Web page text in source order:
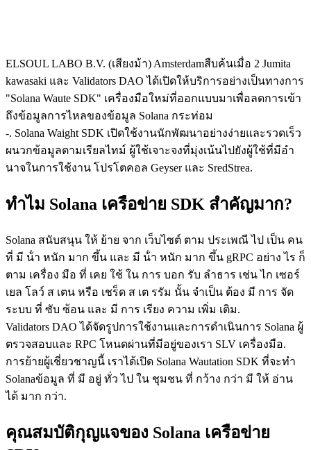
ELSOUL LABO B.V. (เสียงม้า) Amsterdamสืบค้นเมื่อ 2 Jumita
kawasaki และ Validators DAO ได้เปิดให้บริการอย่างเป็นทางการ
"Solana Waute SDK" เครื่องมือใหม่ที่ออกแบบมาเพื่อลดการเข้า
ถึงข้อมูลการไหลของข้อมูล Solana กระท่อม
-. Solana Waight SDK เปิดใช้งานนักพัฒนาอย่างง่ายและรวดเร็ว
ผนวกข้อมูลตามเรียลไทม์ ผู้ใช้เจาะจงที่มุ่งเน้นไปยังผู้ใช้ที่มีอํา
นาจในการใช้งาน โปรโตคอล Geyser และ SredStrea.
ทําไม Solana เครือข่าย SDK สําคัญมาก?
Solana สนับสนุน ให้ ย้าย จาก เว็บไซต์ ตาม ประเพณี ไป เป็น คน
ที่ มี น้ํา หนัก มาก ขึ้น และ มี น้ํา หนัก มาก ขึ้น gRPC อย่าง ไร ก็
ตาม เครื่อง มือ ที่ เคย ใช้ ใน การ บอก รับ ลําธาร เช่น ไก เซอร์
เยล โลว์ ส เตน หรือ เชร็ด ส เต รรัม นั้น จําเป็น ต้อง มี การ จัด
ระบบ ที่ ซับ ซ้อน และ มี การ เรียง ความ เพิ่ม เติม.
Validators DAO ได้จัดรูปการใช้งานและการดําเนินการ Solana ผู้
ตรวจสอบและ RPC โหนดผ่านที่มีอยู่ของเรา SLV เครื่องมือ.
การย้ายผู้เชี่ยวชาญนี้ เราได้เปิด Solana Wautation SDK ที่จะทํา
Solanaข้อมูล ที่ มี อยู่ ทั่ว ไป ใน ชุมชน ที่ กว้าง กว่า มี ให้ อ่าน
ได้ มาก กว่า.
คุณสมบัติกุญแจของ Solana เครือข่าย